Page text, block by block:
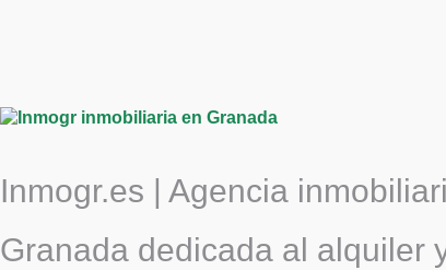
Inmogr.es | Agencia
Granada dedicada al alquiler